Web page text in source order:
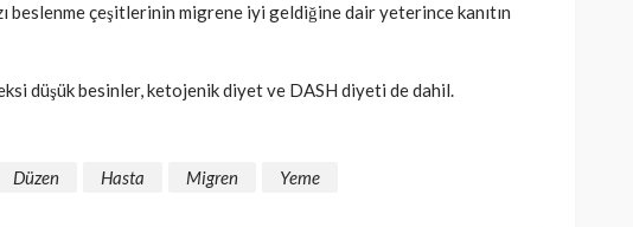
beslenme çeşitlerinin migrene iyi geldiğine dair yeterince kanıtın
düşük besinler, ketojenik diyet ve DASH diyeti de dahil.
Düzen Hasta Migren Yeme